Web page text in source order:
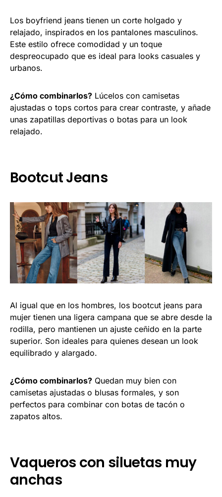
Los boyfriend jeans tienen un corte holgado y
relajado, inspirados en los pantalones masculinos.
Este estilo ofrece comodidad y un toque
despreocupado que es ideal para looks casuales y
urbanos.
¿Cómo combinarlos? Lúcelos con camisetas
ajustadas o tops cortos para crear contraste, y añade
unas zapatillas deportivas o botas para un look
relajado.
Bootcut Jeans
Al igual que en los hombres, los bootcut jeans para
mujer tienen una ligera campana que se abre desde la
rodilla, pero mantienen un ajuste ceñido en la parte
superior. Son ideales para quienes desean un look
equilibrado y alargado.
¿Cómo combinarlos? Quedan muy bien con
camisetas ajustadas o blusas formales, y son
perfectos para combinar con botas de tacón o
zapatos altos.
Vaqueros con siluetas muy
anchas